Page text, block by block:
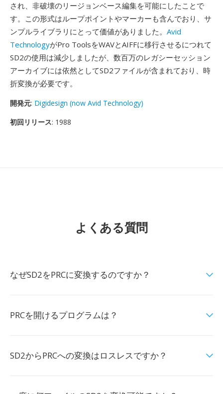
され、非破壊のリージョンベース編集を可能にしたことで
す。この形式はループポイントやマーカーも含んでおり、サ
ンプルライブラリにとって価値がありました。 Avid
TechnologyがPro ToolsをWAVとAIFFに移行させるにつれて
SD2の使用は減少しましたが、数百万のレガシーセッション
アーカイブには依然としてSD2ファイルが含まれており、時
折変換が必要です。
開発元: Digidesign (now Avid Technology)
初回リリース: 1988
よくある質問
なぜSD2をPRCに変換するのですか？
PRCを開けるプログラムは？
SD2からPRCへの変換はロスレスですか？